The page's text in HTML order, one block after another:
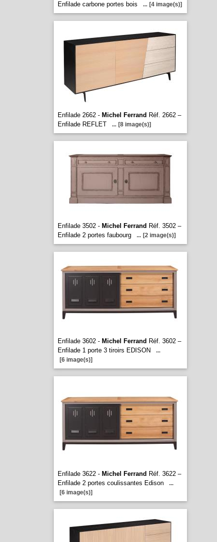
Enfilade carbone portes bois
... [4 image(s)]
Enfilade 2662 - Michel Ferrand Réf. 2662 –
Enfilade REFLET
... [8 image(s)]
Enfilade 3502 - Michel Ferrand Réf. 3502 –
Enfilade 2 portes faubourg
... [2 image(s)]
Enfilade 3602 - Michel Ferrand Réf. 3602 –
Enfilade 1 porte 3 tiroirs EDISON
...
[6 image(s)]
Enfilade 3622 - Michel Ferrand Réf. 3622 –
Enfilade 2 portes coulissantes Edison
...
[6 image(s)]